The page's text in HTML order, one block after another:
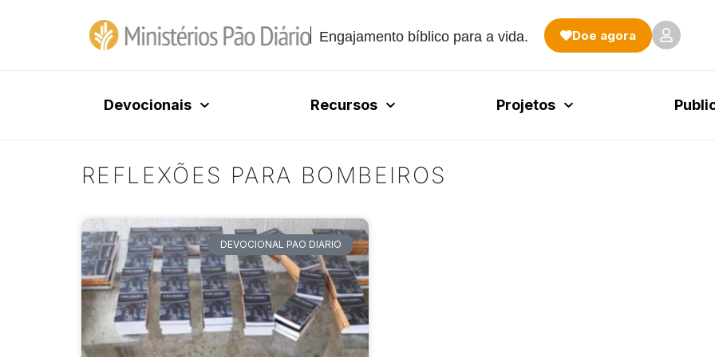
Engajamento bíblico para a vida. Doe agora
Devocionais Recursos Projetos
REFLEXÕES PARA BOMBEIROS
DEVOCIONAL PAO DIARIO